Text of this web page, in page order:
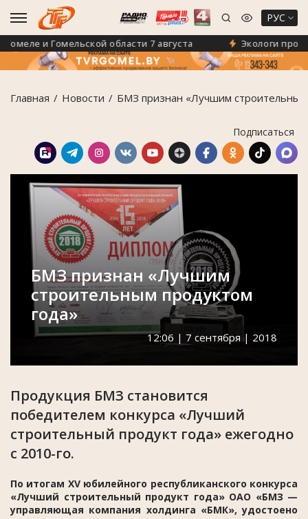
РУС
и Гомельской области 7 августа Экологи просят
Главная Новости БМЗ признан «Лучшим
Подписаться
БМЗ признан «Лучшим
строительным продуктом
года»
12:06 | 7 сентября | 2018
Продукция БМЗ становится
победителем конкурса «Лучший
строительный продукт года» ежегодно
с 2010-го.
По итогам XV юбилейного республиканского конкурса
«Лучший строительный продукт года» ОАО «БМЗ —
управляющая компания холдинга «БМК», удостоено